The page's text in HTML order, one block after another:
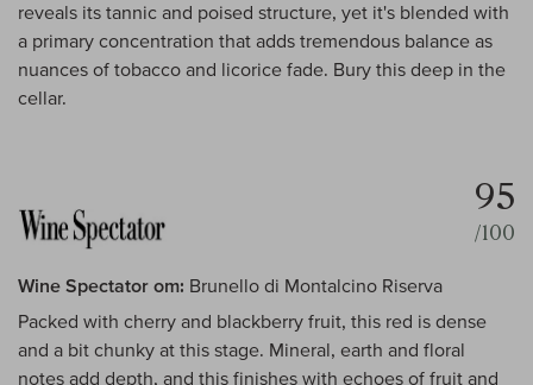
reveals its tannic and poised structure, yet it's blended with
a primary concentration that adds tremendous balance as
nuances of tobacco and licorice fade. Bury this deep in the
cellar.
95
/100
Wine Spectator om: Brunello di Montalcino Riserva
Packed with cherry and blackberry fruit, this red is dense
and a bit chunky at this stage. Mineral, earth and floral
notes add depth, and this finishes with echoes of fruit and